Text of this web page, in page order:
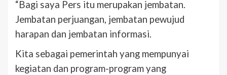
“Bagi saya Pers itu merupakan jembatan.
Jembatan perjuangan, jembatan pewujud
harapan dan jembatan informasi.
Kita sebagai pemerintah yang mempunyai
kegiatan dan program-program yang